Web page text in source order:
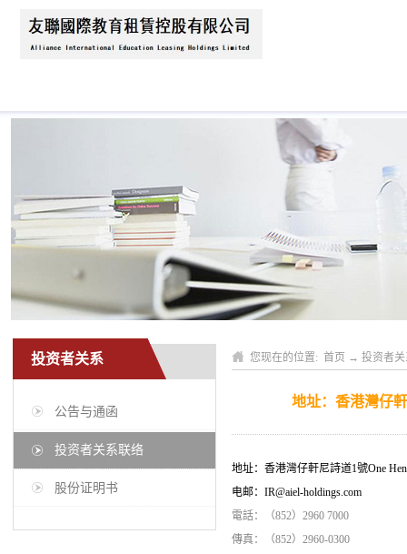
投资者关系
公告与通函
投资者关系联络
股份证明书
您现在的位置: 首页 → 投资者
地址：香港灣仔
地址：香港灣仔軒尼詩道1號One
电邮：IR@aiel-holdings.com
電話：（852）2960 7000
傳真：（852）2960-0300